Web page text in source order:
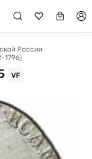
России
1796)
VF